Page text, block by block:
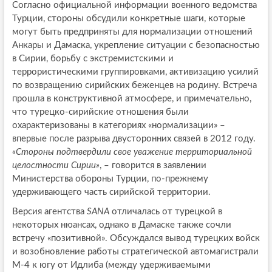
Согласно официальной информации военного ведомства
Турции, стороны обсудили конкретные шаги, которые
могут быть предприняты для нормализации отношений
Анкары и Дамаска, укрепление ситуации с безопасностью
в Сирии, борьбу с экстремистскими и
террористическими группировками, активизацию усилий
по возвращению сирийских беженцев на родину. Встреча
прошла в конструктивной атмосфере, и примечательно,
что турецко-сирийские отношения были
охарактеризованы в категориях «нормализации» –
впервые после разрыва двусторонних связей в 2012 году.
«Стороны подтвердили свое уважение территориальной
целостности Сирии», – говорится в заявлении
Министерства обороны Турции, по-прежнему
удерживающего часть сирийской территории.
Версия агентства SANAотличалась от турецкой в
некоторых нюансах, однако в Дамаске также сочли
встречу «позитивной». Обсуждался вывод турецких войск
и возобновление работы стратегической автомагистрали
М-4 к югу от Идлиба (между удерживаемыми